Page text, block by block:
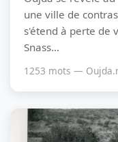
une ville de
s'étend à perte de
Snass...
1253 mots —